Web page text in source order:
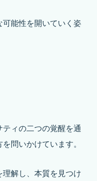
能性を開いていく姿
ィの二つの覚醒を通
問いかけています。
解し、本質を見つけ